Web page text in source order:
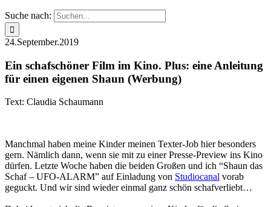
Suche nach:
24.September.2019
Ein schafschöner Film im Kino. Plus: eine Anleitung
für einen eigenen Shaun (Werbung)
Text: Claudia Schaumann
Manchmal haben meine Kinder meinen Texter-Job hier besonders
gern. Nämlich dann, wenn sie mit zu einer Presse-Preview ins Kino
dürfen. Letzte Woche haben die beiden Großen und ich “Shaun das
Schaf – UFO-ALARM” auf Einladung von Studiocanal vorab
geguckt. Und wir sind wieder einmal ganz schön schafverliebt…